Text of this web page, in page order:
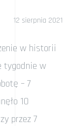
12 sierpnia 2021
w historii
tygodnie w
– 7
10
przez 7